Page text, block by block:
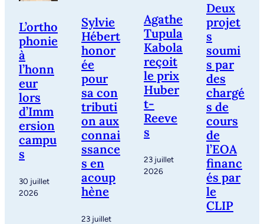
L’ortho
phonie
à
l’honn
eur
lors
d’Imm
ersion
campu
s
30 juillet
2026
Sylvie
Hébert
honor
ée
pour
sa con
tributi
on aux
connai
ssance
s en
acoup
hène
23 juillet
Agathe
Tupula
Kabola
reçoit
le prix
Huber
t-
Reeve
s
23 juillet
2026
Deux
projet
s
soumi
s par
des
chargé
s de
cours
de
l’EOA
financ
és par
le
CLIP